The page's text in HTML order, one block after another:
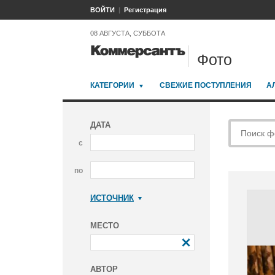
ВОЙТИ Регистрация
08 АВГУСТА, СУББОТА
Фото
КАТЕГОРИИ СВЕЖИЕ ПОСТУПЛЕНИЯ
ДАТА
с
по
ИСТОЧНИК
МЕСТО
АВТОР